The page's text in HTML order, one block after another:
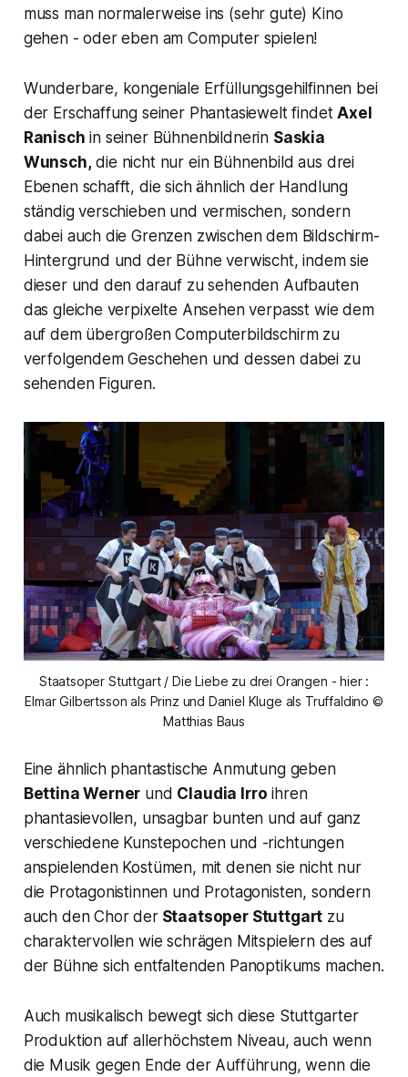
muss man normalerweise ins (sehr gute) Kino
gehen - oder eben am Computer spielen!
Wunderbare, kongeniale Erfüllungsgehilfinnen bei
der Erschaffung seiner Phantasiewelt findetAxel
Ranisch in seiner Bühnenbildnerin Saskia
Wunsch,die nicht nur ein Bühnenbild aus drei
Ebenen schafft, die sich ähnlich der Handlung
ständig verschieben und vermischen, sondern
dabei auch die Grenzen zwischen dem Bildschirm-
Hintergrund und der Bühne verwischt, indem sie
dieser und den darauf zu sehenden Aufbauten
das gleiche verpixelte Ansehen verpasst wie dem
auf dem übergroßen Computerbildschirm zu
verfolgendem Geschehen und dessen dabei zu
sehenden Figuren.
Staatsoper Stuttgart / Die Liebe zu drei Orangen - hier :
Elmar Gilbertsson als Prinz und Daniel Kluge als Truffaldino ©
Matthias Baus
Eine ähnlich phantastische Anmutung geben
Bettina Werner und Claudia Irro ihren
phantasievollen, unsagbar bunten und auf ganz
verschiedene Kunstepochen und -richtungen
anspielenden Kostümen, mit denen sie nicht nur
die Protagonistinnen und Protagonisten, sondern
auch den Chor derStaatsoper Stuttgart zu
charaktervollen wie schrägen Mitspielern des auf
der Bühne sich entfaltenden Panoptikums machen.
Auch musikalisch bewegt sich diese Stuttgarter
Produktion auf allerhöchstem Niveau, auch wenn
die Musik gegen Ende der Aufführung, wenn die